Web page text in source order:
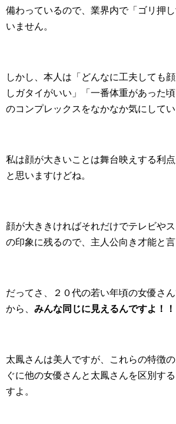
備わっているので、業界内で「ゴリ押
いません。
しかし、本人は「どんなに工夫しても
しガタイがいい」「一番体重があった
のコンプレックスをなかなか気にしてい
私は顔が大きいことは舞台映えする利
と思いますけどね。
顔が大ききければそれだけでテレビや
の印象に残るので、主人公向き才能と言
だってさ、２０代の若い年頃の女優さ
から、 みんな同じに見えるんですよ！！
太鳳さんは美人ですが、これらの特徴
ぐに他の女優さんと太鳳さんを区別す
すよ。